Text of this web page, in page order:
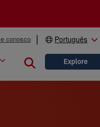
conosco Português
Close search
Explore